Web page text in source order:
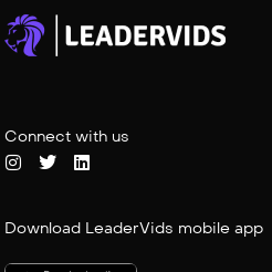
Connect with us
Download LeaderVids mobile app